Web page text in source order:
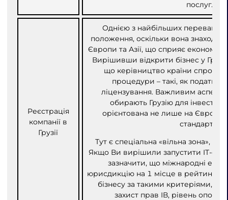
послуг.
Реєстрація
компанії в
Грузії
Однією з найбільших переваг
положення, оскільки вона
Європи та Азії, що сприяє
Вирішивши відкрити бізнес у
що керівництво країни
процедури – такі, як
ліцензування. Важливим
обирають Грузію для
орієнтована не лише на Європу,
стандарти.
Тут є спеціальна «вільна зона»,
Якщо Ви вирішили запустити IT-
зазначити, що міжнародні
юрисдикцію на 1 місце в рейтингу
бізнесу за такими критеріями, як
захист прав ІВ, рівень